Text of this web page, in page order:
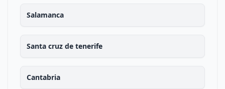
Salamanca
Santa cruz de tenerife
Cantabria